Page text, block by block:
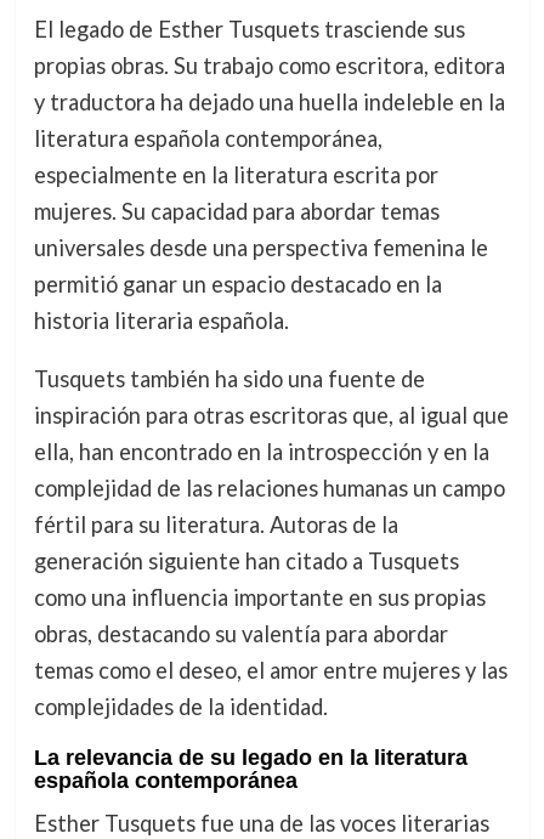
El legado de Esther Tusquets trasciende sus
propias obras. Su trabajo como escritora, editora
y traductora ha dejado una huella indeleble en la
literatura española contemporánea,
especialmente en la literatura escrita por
mujeres. Su capacidad para abordar temas
universales desde una perspectiva femenina le
permitió ganar un espacio destacado en la
historia literaria española.
Tusquets también ha sido una fuente de
inspiración para otras escritoras que, al igual que
ella, han encontrado en la introspección y en la
complejidad de las relaciones humanas un campo
fértil para su literatura. Autoras de la
generación siguiente han citado a Tusquets
como una influencia importante en sus propias
obras, destacando su valentía para abordar
temas como el deseo, el amor entre mujeres y las
complejidades de la identidad.
La relevancia de su legado en la literatura
española contemporánea
Esther Tusquets fue una de las voces literarias